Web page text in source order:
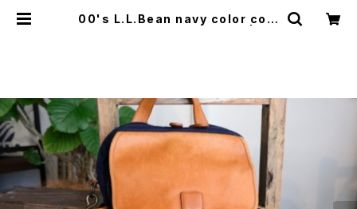
00's L.L.Bean navy color com